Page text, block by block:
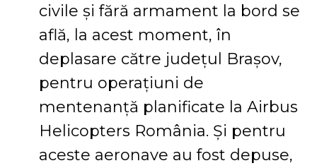
civile și fără armament la bord se
află, la acest moment, în
deplasare către județul Brașov,
pentru operațiuni de
mentenanță planificate la Airbus
Helicopters România. Și pentru
aceste aeronave au fost depuse,